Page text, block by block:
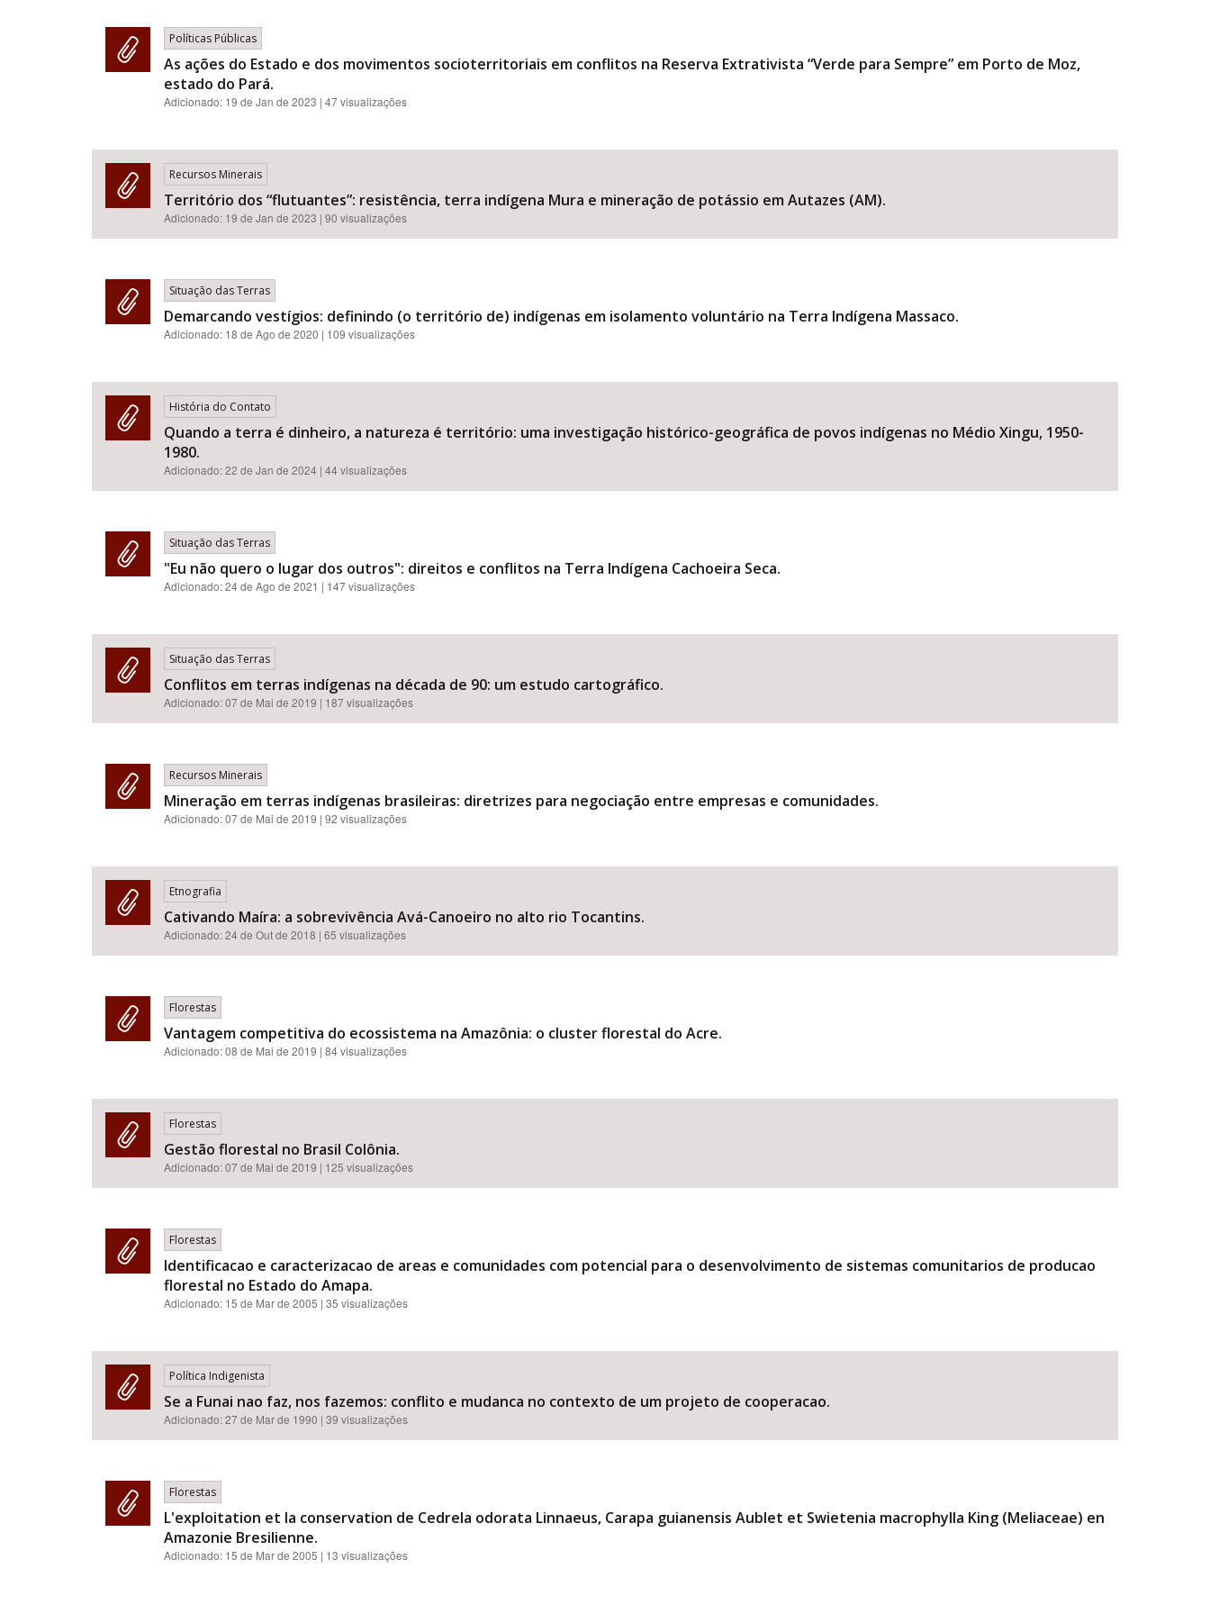
Políticas Públicas
As ações do Estado e dos movimentos socioterritoriais em conflitos na Reserva Extrativista “Verde para Sempre” em Porto de Moz,
estado do Pará.
Adicionado: 19 de Jan de 2023 | 47 visualizações
Recursos Minerais
Território dos “flutuantes”: resistência, terra indígena Mura e mineração de potássio em Autazes (AM).
Adicionado: 19 de Jan de 2023 | 90 visualizações
Situação das Terras
Demarcando vestígios: definindo (o território de) indígenas em isolamento voluntário na Terra Indígena Massaco.
Adicionado: 18 de Ago de 2020 | 109 visualizações
História do Contato
Quando a terra é dinheiro, a natureza é território: uma investigação histórico-geográfica de povos indígenas no Médio Xingu, 1950-
1980.
Adicionado:22 de Jan de 2024 | 44 visualizações
Situação das Terras
"Eu não quero o lugar dos outros": direitos e conflitos na Terra Indígena Cachoeira Seca.
Adicionado:24 de Ago de 2021 | 147 visualizações
Situação das Terras
Conflitos em terras indígenas na década de 90: um estudo cartográfico.
Adicionado:07 de Mai de 2019 | 187 visualizações
Recursos Minerais
Mineração em terras indígenas brasileiras: diretrizes para negociação entre empresas e comunidades.
Adicionado:07 de Mai de 2019 | 92 visualizações
Etnografia
Cativando Maíra: a sobrevivência Avá-Canoeiro no alto rio Tocantins.
Adicionado:24 de Out de 2018 | 65 visualizações
Florestas
Vantagem competitiva do ecossistema na Amazônia: o cluster florestal do Acre.
Adicionado:08 de Mai de 2019 | 84 visualizações
Florestas
Gestão florestal no Brasil Colônia.
Adicionado:07 de Mai de 2019 | 125 visualizações
Florestas
Identificacao e caracterizacao de areas e comunidades com potencial para o desenvolvimento de sistemas comunitarios de producao
florestal no Estado do Amapa.
Adicionado: 15 de Mar de 2005 | 35 visualizações
Política Indigenista
Se a Funai nao faz, nos fazemos: conflito e mudanca no contexto de um projeto de cooperacao.
Adicionado:27 de Mar de 1990 | 39 visualizações
Florestas
L'exploitation et la conservation de Cedrela odorata Linnaeus, Carapa guianensis Aublet et Swietenia macrophylla King (Meliaceae) en
Amazonie Bresilienne.
Adicionado: 15 de Mar de 2005 | 13 visualizações